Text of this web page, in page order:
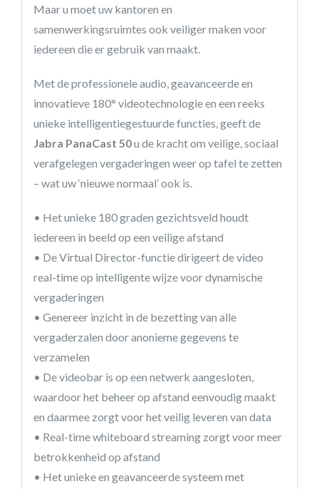
Maar u moet uw kantoren en
samenwerkingsruimtes ook veiliger maken voor
iedereen die er gebruik van maakt.
Met de professionele audio, geavanceerde en
innovatieve 180° videotechnologie en een reeks
unieke intelligentiegestuurde functies, geeft de
Jabra PanaCast 50u de kracht om veilige, sociaal
verafgelegen vergaderingen weer op tafel te zetten
– wat uw ‘nieuwe normaal’ ook is.
• Het unieke 180 graden gezichtsveld houdt
iedereen in beeld op een veilige afstand
• De Virtual Director-functie dirigeert de video
real-time op intelligente wijze voor dynamische
vergaderingen
• Genereer inzicht in de bezetting van alle
vergaderzalen door anonieme gegevens te
verzamelen
• De videobar is op een netwerk aangesloten,
waardoor het beheer op afstand eenvoudig maakt
en daarmee zorgt voor het veilig leveren van data
• Real-time whiteboard streaming zorgt voor meer
betrokkenheid op afstand
• Het unieke en geavanceerde systeem met